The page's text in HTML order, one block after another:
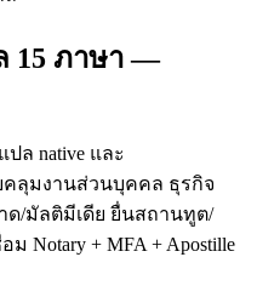
15 ภาษา—
ล native และ
คลุมงานส่วนบุคคล ธุรกิจ
ด/มัลติมีเดีย ยื่นสถานทูต/
Notary + MFA + Apostille